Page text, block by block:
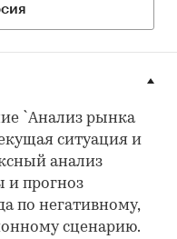
`Анализ рынка
ситуация и
анализ
и прогноз
по негативному,
сценарию.